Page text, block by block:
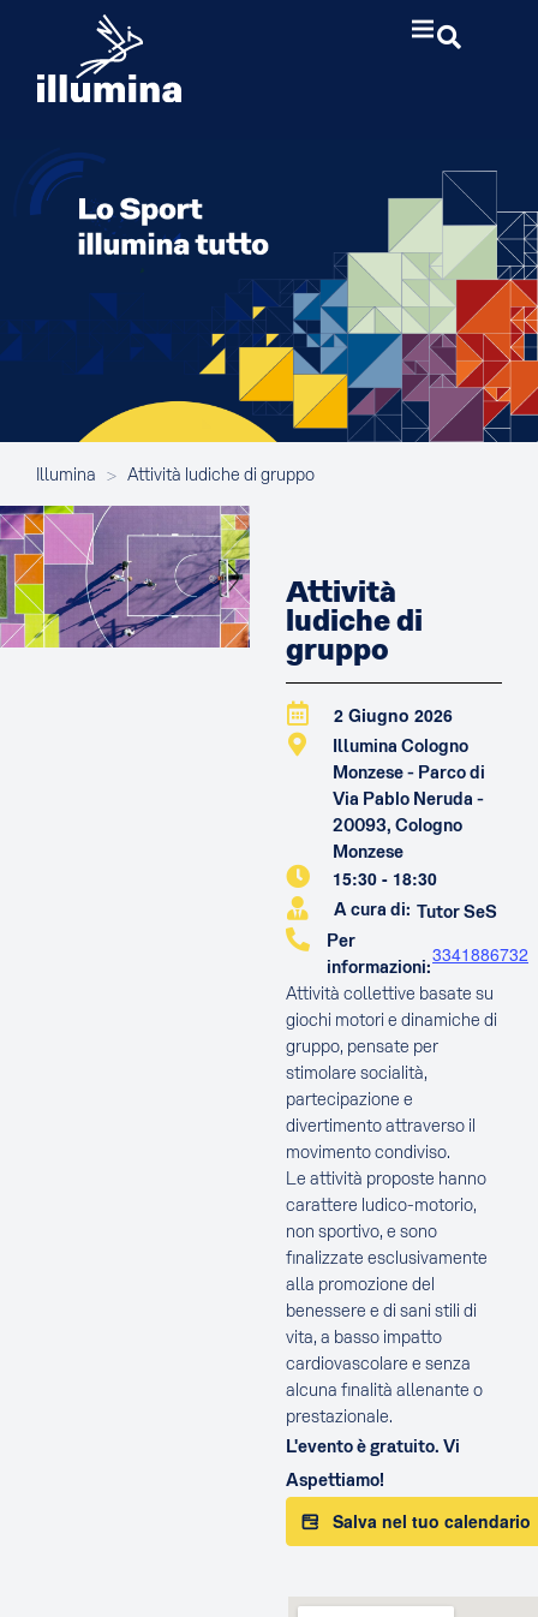
Illumina > Attività ludiche di gruppo
Attività
ludiche di
gruppo
2 Giugno 2026
Illumina Cologno
Monzese - Parco di
Via Pablo Neruda -
20093, Cologno
Monzese
15:30 - 18:30
A cura di: Tutor SeS
Per
informazioni:
3341886732
Attività collettive basate su
giochi motori e dinamiche di
gruppo, pensate per
stimolare socialità,
partecipazione e
divertimento attraverso il
movimento condiviso.
Le attività proposte hanno
carattere ludico-motorio,
non sportivo, e sono
finalizzate esclusivamente
alla promozione del
benessere e di sani stili di
vita, a basso impatto
cardiovascolare e senza
alcuna finalità allenante o
prestazionale.
L'evento è gratuito. Vi
Aspettiamo!
Salva nel tuo calendario